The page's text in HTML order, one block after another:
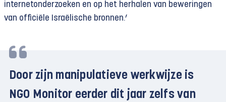
internetonderzoeken en op het herhalen van beweringen
van officiële Israëlische bronnen.’
Door zijn manipulatieve werkwijze is
NGO Monitor eerder dit jaar zelfs van